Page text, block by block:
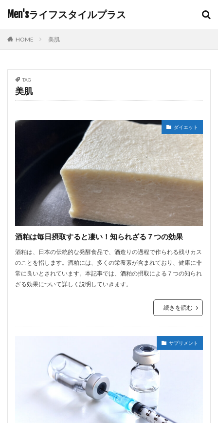
Men'sライフスタイルプラス
HOME 美肌
TAG
美肌
ダイエット
酒粕は毎日摂取すると凄い！知られざる７つの効果
酒粕は、日本の伝統的な発酵食品で、酒造りの過程で作られる残りカス
のことを指します。酒粕には、多くの栄養素が含まれており、健康に非
常に良いとされています。本記事では、酒粕の摂取による７つの知られ
ざる効果について詳しく説明していきます。
続きを読む
サプリメント